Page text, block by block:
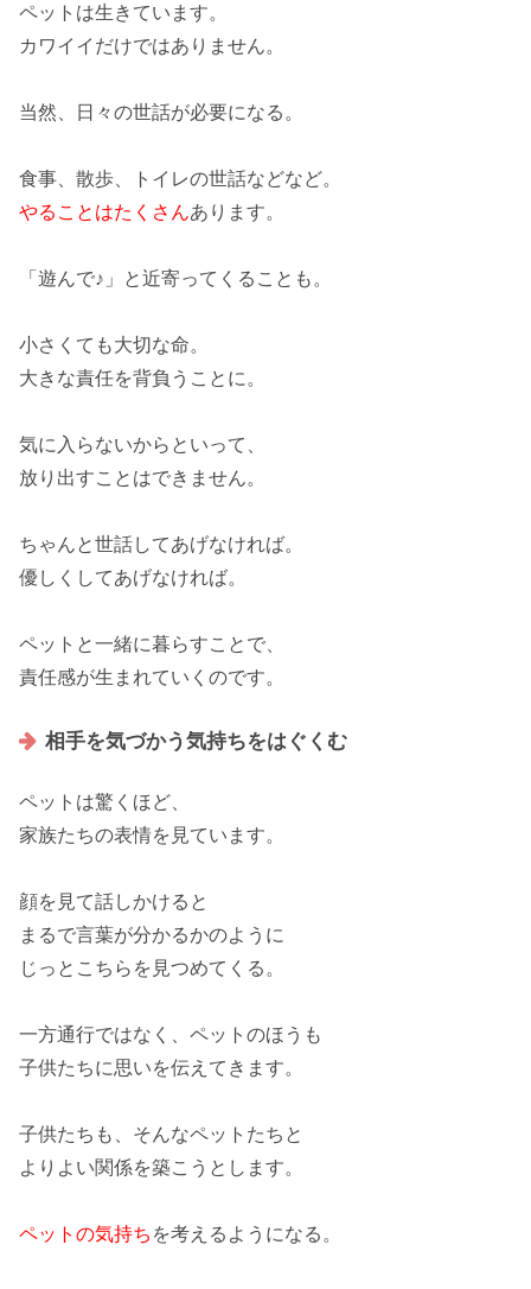
ペットは生きています。
カワイイだけではありません。
当然、 日々の世話が必要になる。
食事、散歩、トイレの世話などなど。
やることはたくさんあります。
「遊んで♪」と近寄ってくることも。
小さくても大切な命。
大きな責任を背負う ことに。
気に入らないからといって、
放り出すことはできません。
ちゃんと世話してあげなければ。
優しく してあげなければ。
ペットと一緒に暮らすことで、
責任感が生まれていくのです。
相手を気づかう気持ちをはぐくむ
ペットは驚くほど、
家族たちの表情を見ています。
顔を見て話しかけると
まるで言葉が分かるかのように
じっとこちらを見つめてくる。
一方通行ではなく、 ペットのほうも
子供たちに思いを伝えて きます。
子供たちも、そんなペットたちと
よりよい関係を築こうとします。
ペットの気持ち を考えるようになる。